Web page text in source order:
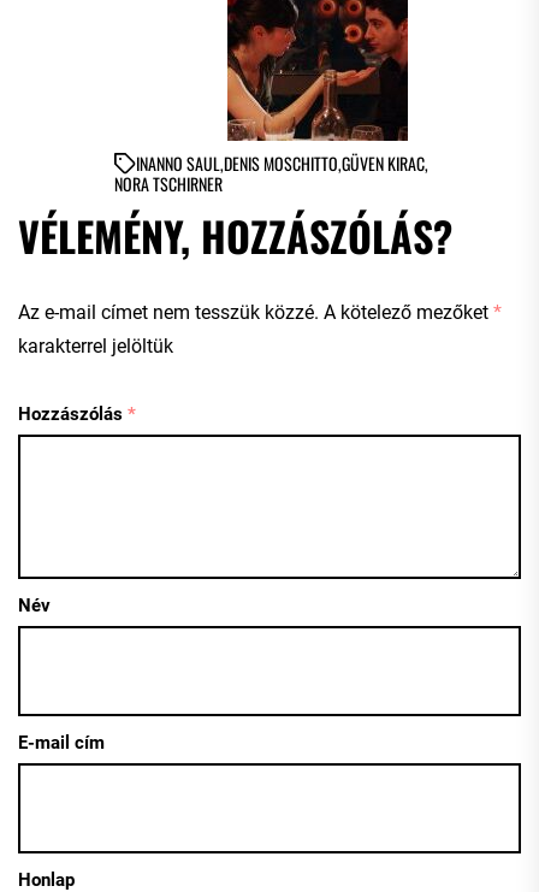
INANNO SAUL,DENIS MOSCHITTO,GÜVEN KIRAC,
NORA TSCHIRNER
VÉLEMÉNY, HOZZÁSZÓLÁS?
Az e-mail címet nem tesszük közzé. A kötelező mezőket *
karakterrel jelöltük
Hozzászólás *
Név
E-mail cím
Honlap